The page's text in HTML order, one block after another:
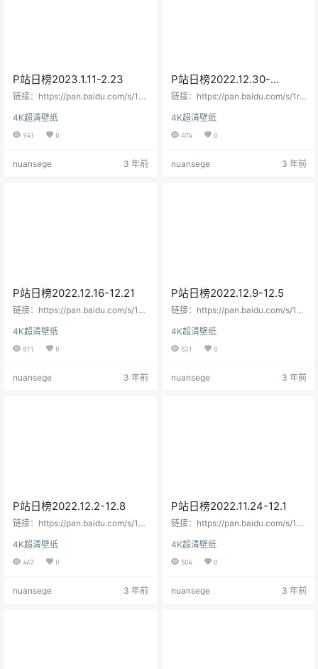
P站日榜2023.1.11-2.23
链接：https://pan.baidu.com/s/1o
码：fpn6--来自百度网盘超级会员V
7的分享
4K超清壁纸
941 0
nuansege 3 年前
P站日榜2022.12.30-
2023.1.10
链接：https://pan.baidu.com/s/1rY
码：955j复制这段内容后打开百度
网盘手机App，操作更方便哦
4K超清壁纸
474 0
nuansege 3 年前
P站日榜2022.12.16-12.21
链接：https://pan.baidu.com/s/1B
码：82le--来自百度网盘超级会员V
7的分享
4K超清壁纸
811 0
nuansege 3 年前
P站日榜2022.12.9-12.5
链接：https://pan.baidu.com/s/19v
码：9s80复制这段内容后打开百度
网盘手机App，操作更方便哦
4K超清壁纸
531 0
nuansege 3 年前
P站日榜2022.12.2-12.8
链接：https://pan.baidu.com/s/1TI
码：7r1d--来自百度网盘超级会员V
7的分享
4K超清壁纸
467 0
nuansege 3 年前
P站日榜2022.11.24-12.1
链接：https://pan.baidu.com/s/1vg
tjg复制这段内容后打开百度网盘手
机App，操作更方便哦
4K超清壁纸
504 0
nuansege 3 年前